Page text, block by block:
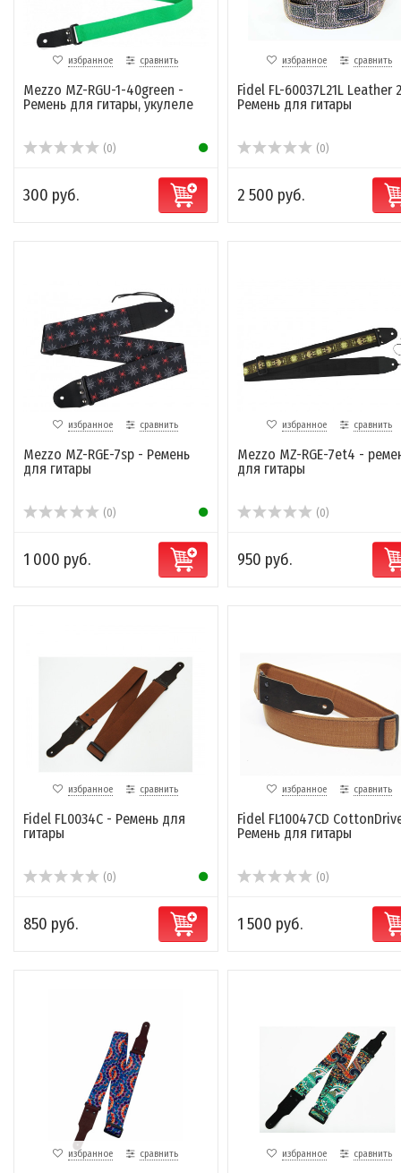
избранное сравнить
Mezzo MZ-RGU-1-40green -
Ремень для гитары, укулеле
(0)
300 руб.
избранное сравнить
Fidel FL-60037L21L Leather
Ремень для гитары
(0)
2 500 руб.
избранное сравнить
Mezzo MZ-RGE-7sp - Ремень
для гитары
(0)
1 000 руб.
избранное сравнить
Mezzo MZ-RGE-7et4 -
для гитары
(0)
950 руб.
избранное сравнить
Fidel FL0034C - Ремень для
гитары
(0)
850 руб.
избранное сравнить
Fidel FL10047CD
Ремень для гитары
(0)
1 500 руб.
избранное сравнить избранное сравнить